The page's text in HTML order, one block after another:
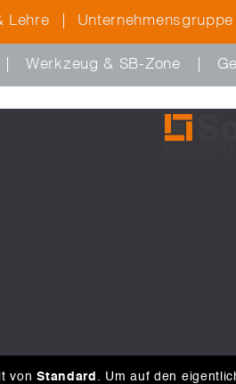
Lehre Unternehmensgruppe
Werkzeug & SB-Zone
vonStandard . Um auf den